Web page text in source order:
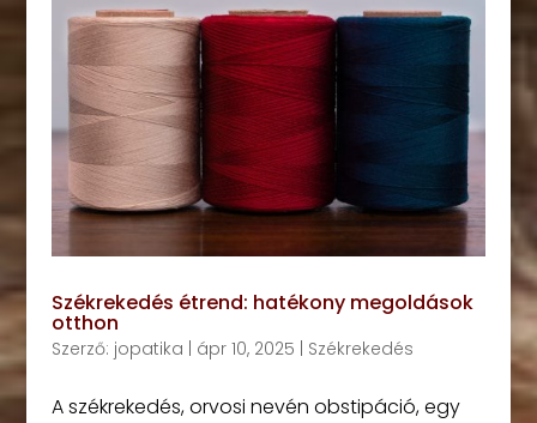
Székrekedés étrend: hatékony megoldások
otthon
Szerző: jopatika | ápr 10, 2025 | Székrekedés
A székrekedés, orvosi nevén obstipáció, egy